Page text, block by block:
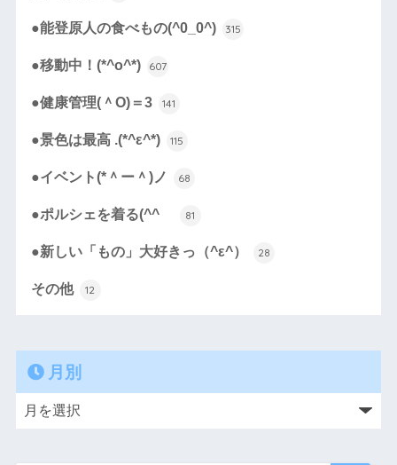
●能登原人の食べもの(^0_0^) 315
●移動中！(*^o^*) 607
●健康管理(＾O)＝3 141
●景色は最高 .(*^ε^*) 115
●イベント(*＾ー＾)ノ 68
●ポルシェを着る(^^ゞ 81
●新しい「もの」大好きっ（^ε^） 28
その他 12
月別